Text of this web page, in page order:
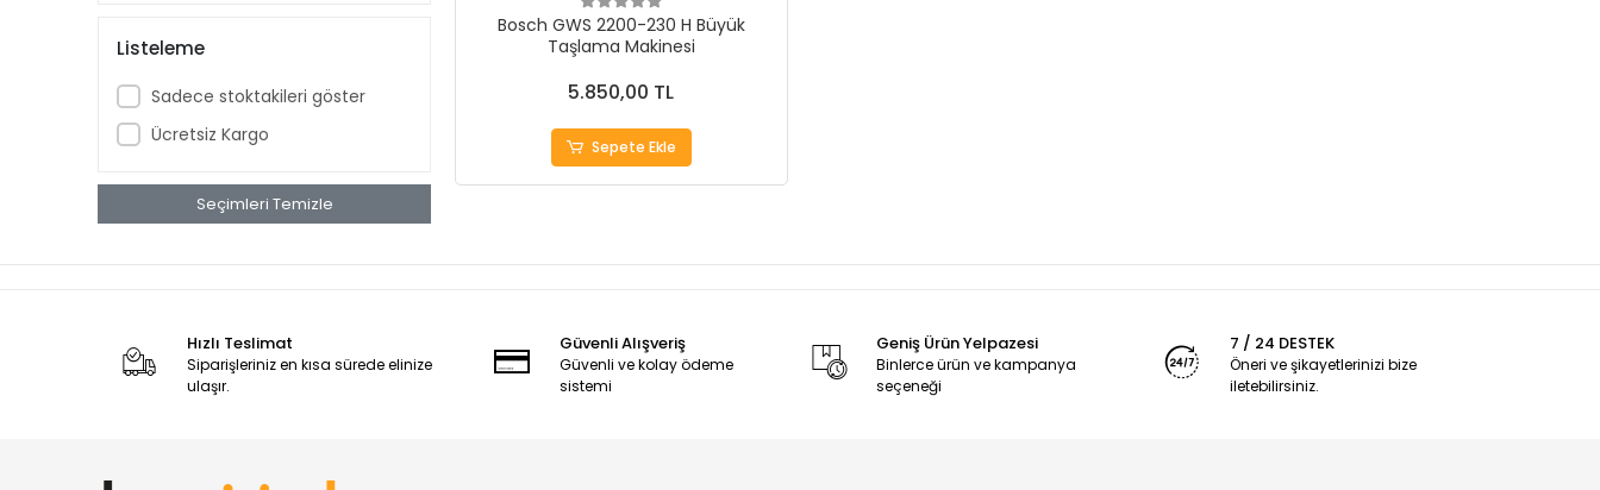
Listeleme
Sadece stoktakileri göster
Ücretsiz Kargo
Seçimleri Temizle
Bosch GWS 2200-230 H Büyük
Taşlama Makinesi
5.850,00 TL
Sepete Ekle
Hızlı Teslimat
Siparişleriniz en kısa sürede elinize
ulaşır.
Güvenli Alışveriş
Güvenli ve kolay ödeme
sistemi
Geniş Ürün Yelpazesi
Binlerce ürün ve kampanya
seçeneği
7 / 24 DESTEK
Öneri ve şikayetlerinizi bize
iletebilirsiniz.